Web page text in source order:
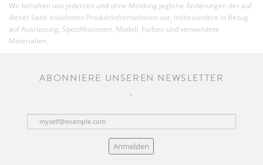
Wir behalten uns jederzeit und ohne Meldung jegliche Änderungen der auf
dieser Seite erwähnten Produktinformationen vor, insbesondere in Bezug
auf Ausrüstung, Spezifikationen, Modell, Farben und verwendete
Materialien.
ABONNIERE UNSEREN NEWSLETTER
Anmelden